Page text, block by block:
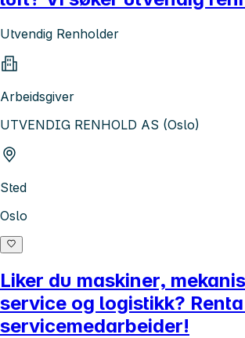
Utvendig Renholder
Arbeidsgiver
UTVENDIG RENHOLD AS (Oslo)
Sted
Oslo
Liker du maskiner,
service og logistikk?
servicemedarbeider!